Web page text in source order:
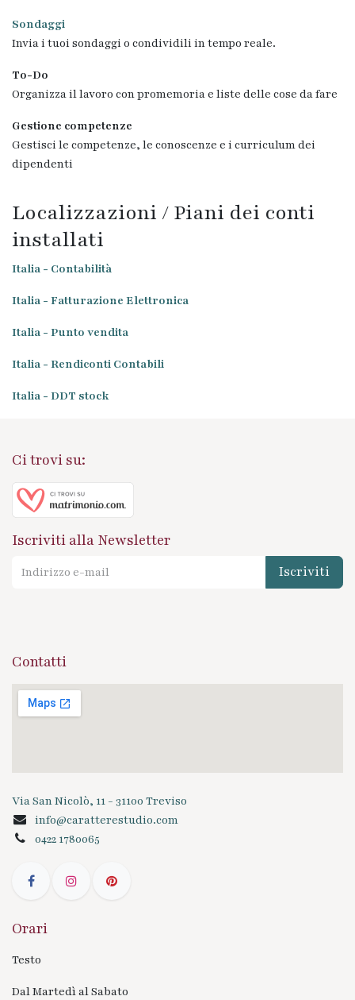
Sondaggi
Invia i tuoi sondaggi o condividili in tempo reale.
To-Do
Organizza il lavoro con promemoria e liste delle cose da fare
Gestione competenze
Gestisci le competenze, le conoscenze e i curriculum dei
dipendenti
Localizzazioni / Piani dei conti
installati
Italia - Contabilità
Italia - Fatturazione Elettronica
Italia - Punto vendita
Italia - Rendiconti Contabili
Italia - DDT stock
Ci trovi su:
Iscriviti alla Newsletter
Iscriviti
Contatti
Via San Nicolò, 11 - 31100 Treviso
info@caratterestudio.com
0422 1780065
Orari
Testo
Dal Martedì al Sabato